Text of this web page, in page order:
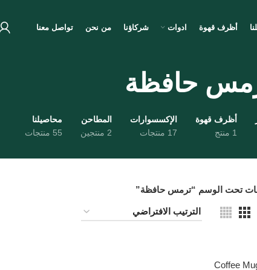
أظرف قهوة ادوات شركاؤنا من نحن تواصل معنا
حافظة
أظرف قهوة
1 منتج
الإكسسوارات
17 منتجات
المطاحن
2 منتجين
محاصيلنا
55 منتجات
تحت الوسم “ترمس حافظة”